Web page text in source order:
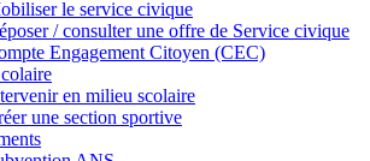
le service civique
/ consulter une offre de Service civique
Engagement Citoyen (CEC)
en milieu scolaire
une section sportive